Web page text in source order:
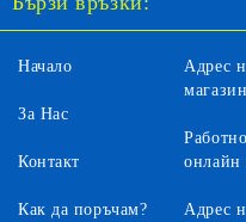
Начало
За Нас
Контакт
Как да поръчам?
Адрес
онлайн
Адрес